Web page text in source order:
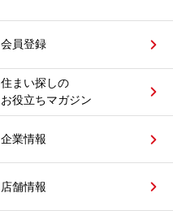
会員登録
住まい探しの
お役立ちマガジン
企業情報
店舗情報